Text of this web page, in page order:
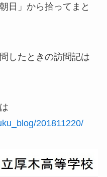
日」から拾ってまと
したときの訪問記は
は
201811220/